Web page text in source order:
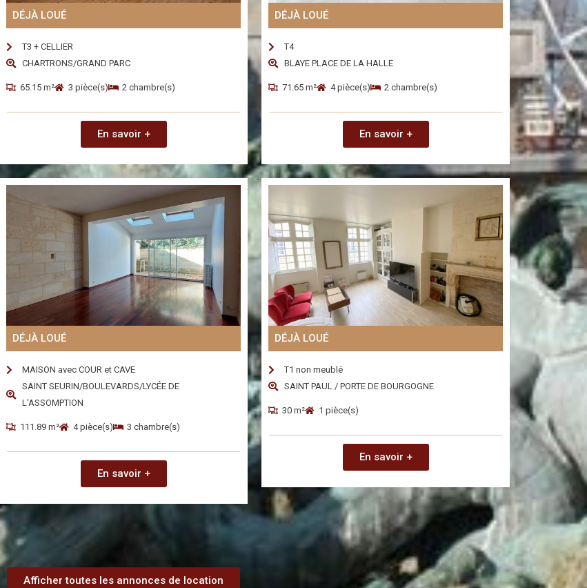
DÉJÀ LOUÉ
T3 + CELLIER
CHARTRONS/GRAND PARC
65.15 m² 3 pièce(s) 2 chambre(s)
En savoir +
DÉJÀ LOUÉ
T4
BLAYE PLACE DE LA HALLE
71.65 m² 4 pièce(s) 2 chambre(s)
En savoir +
DÉJÀ LOUÉ
MAISON avec COUR et CAVE
SAINT SEURIN/BOULEVARDS/LYCÉE DE
L'ASSOMPTION
111.89 m² 4 pièce(s) 3 chambre(s)
En savoir +
DÉJÀ LOUÉ
T1 non meublé
SAINT PAUL / PORTE DE BOURGOGNE
30 m² 1 pièce(s)
En savoir +
Afficher toutes les annonces de location